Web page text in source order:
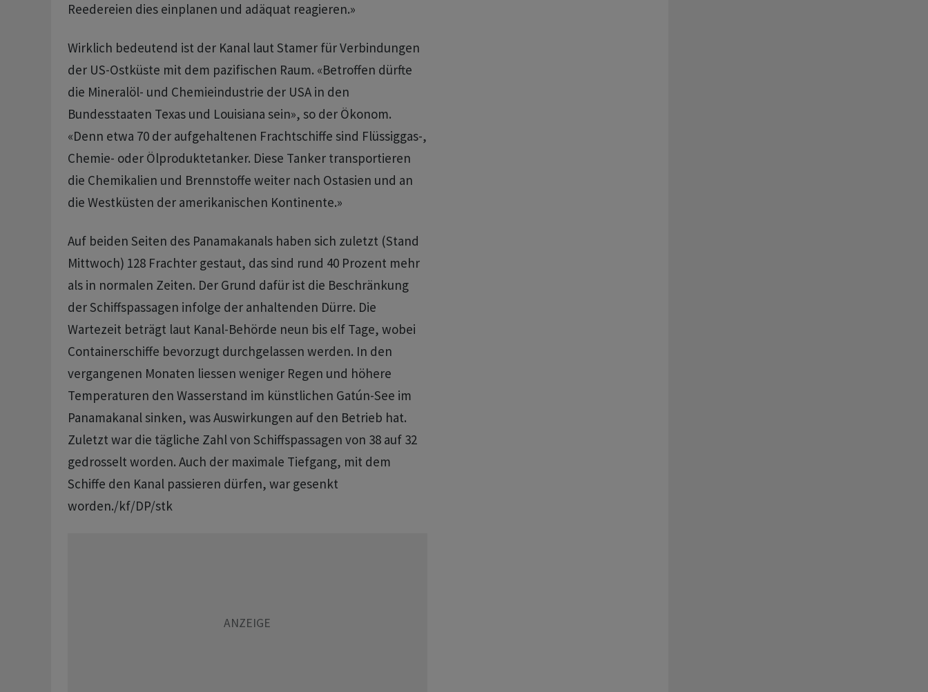
Reedereien dies einplanen und adäquat reagieren.»
Wirklich bedeutend ist der Kanal laut Stamer für Verbindungen
der US-Ostküste mit dem pazifischen Raum. «Betroffen dürfte
die Mineralöl- und Chemieindustrie der USA in den
Bundesstaaten Texas und Louisiana sein», so der Ökonom.
«Denn etwa 70 der aufgehaltenen Frachtschiffe sind Flüssiggas-,
Chemie- oder Ölproduktetanker. Diese Tanker transportieren
die Chemikalien und Brennstoffe weiter nach Ostasien und an
die Westküsten der amerikanischen Kontinente.»
Auf beiden Seiten des Panamakanals haben sich zuletzt (Stand
Mittwoch) 128 Frachter gestaut, das sind rund 40 Prozent mehr
als in normalen Zeiten. Der Grund dafür ist die Beschränkung
der Schiffspassagen infolge der anhaltenden Dürre. Die
Wartezeit beträgt laut Kanal-Behörde neun bis elf Tage, wobei
Containerschiffe bevorzugt durchgelassen werden. In den
vergangenen Monaten liessen weniger Regen und höhere
Temperaturen den Wasserstand im künstlichen Gatún-See im
Panamakanal sinken, was Auswirkungen auf den Betrieb hat.
Zuletzt war die tägliche Zahl von Schiffspassagen von 38 auf 32
gedrosselt worden. Auch der maximale Tiefgang, mit dem
Schiffe den Kanal passieren dürfen, war gesenkt
worden./kf/DP/stk